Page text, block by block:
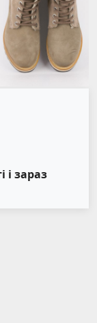
і зараз